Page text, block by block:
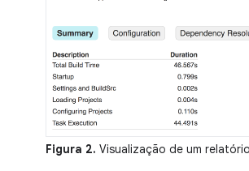
Figura 2. Visualização de um